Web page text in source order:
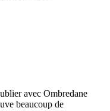
avec Ombredane
beaucoup de